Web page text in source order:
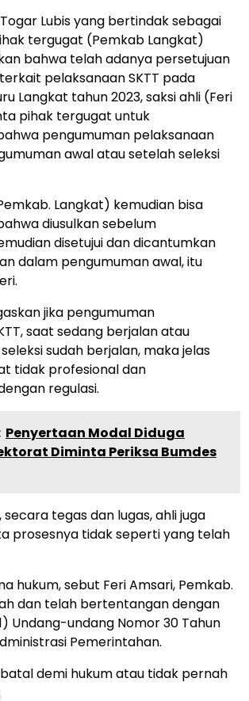
Lubis yang bertindak sebagai
tergugat (Pemkab Langkat)
bahwa telah adanya persetujuan
pelaksanaan SKTT pada
Langkat tahun 2023, saksi ahli (Feri
pihak tergugat untuk
pengumuman pelaksanaan
awal atau setelah seleksi
Langkat) kemudian bisa
diusulkan sebelum
disetujui dan dicantumkan
dalam pengumuman awal, itu
jika pengumuman
saat sedang berjalan atau
sudah berjalan, maka jelas
tidak profesional dan
regulasi.
Penyertaan Modal Diduga
Diminta Periksa Bumdes
secara tegas dan lugas, ahli juga
prosesnya tidak seperti yang telah
hukum, sebut Feri Amsari, Pemkab.
dan telah bertentangan dengan
Undang-undang Nomor 30 Tahun
Pemerintahan.
batal demi hukum atau tidak pernah